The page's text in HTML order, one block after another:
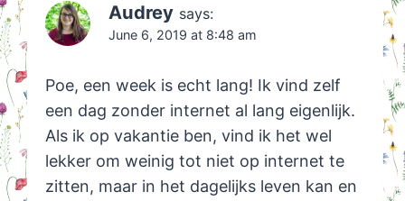
Audrey says:
June 6, 2019 at 8:48 am
Poe, een week is echt lang! Ik vind zelf
een dag zonder internet al lang eigenlijk.
Als ik op vakantie ben, vind ik het wel
lekker om weinig tot niet op internet te
zitten, maar in het dagelijks leven kan en